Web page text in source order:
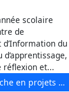
scolaire
de
du
réflexion et...
– Année scolaire 2025-2026